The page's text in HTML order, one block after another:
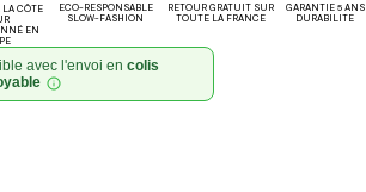
CÔTE
EN
ECO-RESPONSABLE
SLOW-FASHION
RETOUR GRATUIT SUR
TOUTE LA FRANCE
GARANTIE 5 ANS
DURABILITE
avec l'envoi en colis